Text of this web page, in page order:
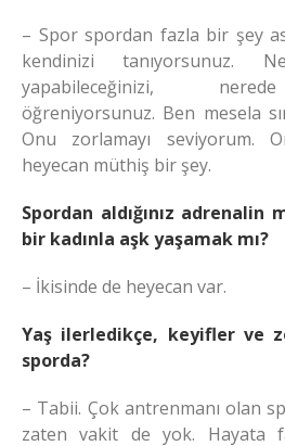
– Spor spordan fazla bir şey
kendinizi tanıyorsunuz.
yapabileceğinizi,
öğreniyorsunuz. Ben mesela
Onu zorlamayı seviyorum.
heyecan müthiş bir şey.
Spordan aldığınız
bir kadınla aşk yaşamak mı?
– İkisinde de heyecan var.
Yaş ilerledikçe, keyifler ve
sporda?
– Tabii. Çok antrenmanı olan
zaten vakit de yok. Hayata